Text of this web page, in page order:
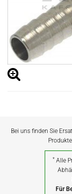
Bei uns finden Sie
* Alle
Für